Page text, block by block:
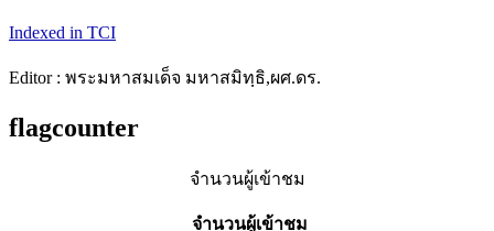
Indexed in TCI
Editor : พระมหาสมเด็จ มหาสมิทฺธิ,ผศ.ดร.
flagcounter
จำนวนผู้เข้าชม
จำนวนผู้เข้าชม